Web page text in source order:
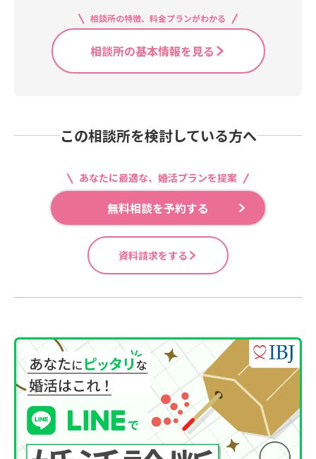
相談所の特徴、料金プランがわかる
相談所の基本情報を見る
この相談所を検討している方へ
あなたに最適な、婚活プランを提案
無料相談を予約する
資料請求をする